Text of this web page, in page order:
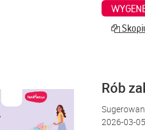
Rób
2026-03-